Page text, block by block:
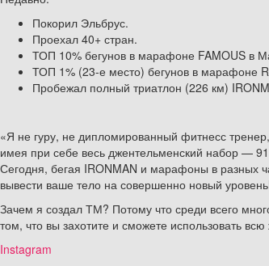
Покорил Эльбрус.
Проехал 40+ стран.
ТОП 10% бегунов в марафоне FAMOUS в
ТОП 1% (23-е место) бегунов в марафоне
Пробежал полный триатлон (226 км)
«Я не гуру, не дипломированный фитнесс
имея при себе весь джентельменский набор —
Сегодня, бегая IRONMAN и марафоны в разных
вывести ваше тело на совершенно новый
Зачем я создал ТМ? Потому что среди всего
том, что вы захотите и сможете использовать
Instagram